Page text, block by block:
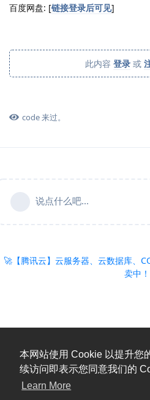
本网站使用 Cookie 以提升您
续访问即表示您同意我们的
Learn More
百度网盘: [链接登录后可见]
此内容 登录 或
code来过。
说点什么吧...
🚀【腾讯云】云服务器、云数据库、
卖中！